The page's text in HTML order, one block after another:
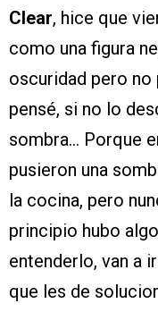
Clear, hice que
como una figura
oscuridad pero no
pensé, si no lo
sombra… Porque
pusieron una
la cocina, pero
principio hubo
entenderlo, van a
que les de